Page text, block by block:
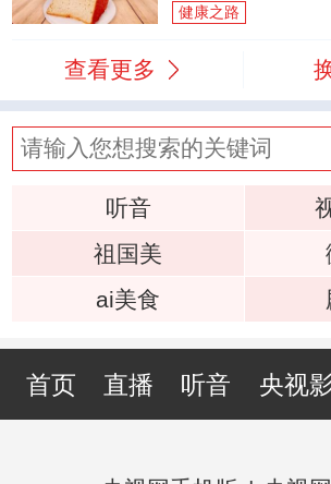
健康之路
查看更多
听音
祖国美
ai美食
首页 直播 听音 央视